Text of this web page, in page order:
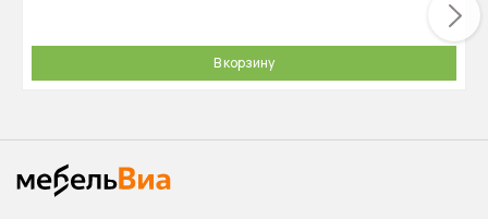
В корзину